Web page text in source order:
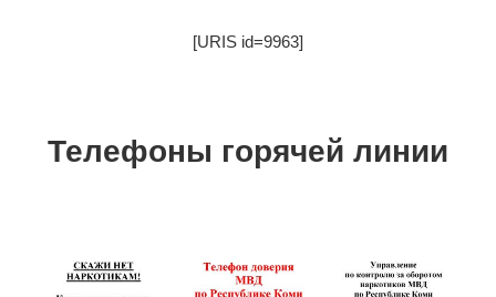
[URIS id=9963]
Телефоны горячей линии